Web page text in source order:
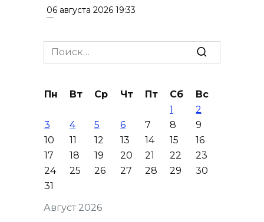
06 августа 2026 19:33
Шахбокс, падел и пилон: в
Ростовской области
Юрий Слюсарь поздравил
донских строителей с
профессиональным
праздником и вручил
Search
for:
Август 2026
Пн Вт Ср Чт Пт Сб
Вс
1
2
3
4 5 6 7 8
9
10
11 12 13 14 15
16
17
18 19 20 21 22
23
24
25 26 27 28 29
30
31